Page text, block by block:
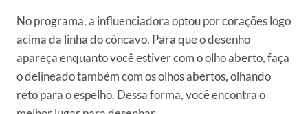
No programa, a influenciadora optou por corações logo
acima da linha do côncavo. Para que o desenho
apareça enquanto você estiver com o olho aberto, faça
o delineado também com os olhos abertos, olhando
reto para o espelho. Dessa forma, você encontra o